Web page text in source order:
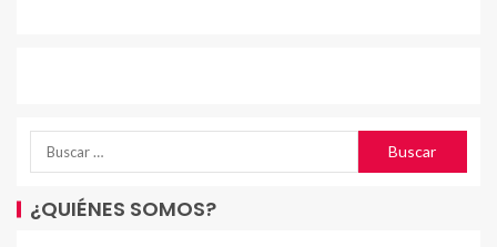
¿QUIÉNES SOMOS?